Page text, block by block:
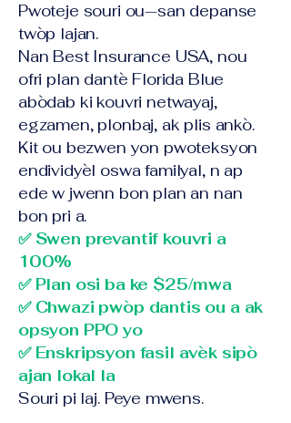
Pwoteje souri ou—san depanse
twòp lajan.
Nan Best Insurance USA, nou
ofri plan dantè Florida Blue
abòdab ki kouvri netwayaj,
egzamen, plonbaj, ak plis ankò.
Kit ou bezwen yon pwoteksyon
endividyèl oswa familyal, n ap
ede w jwenn bon plan an nan
bon pri a.
✅ Swen prevantif kouvri a
100%
✅ Plan osi ba ke $25/mwa
✅ Chwazi pwòp dantis ou a ak
opsyon PPO yo
✅ Enskripsyon fasil avèk sipò
ajan lokal la
Souri pi laj. Peye mwens.